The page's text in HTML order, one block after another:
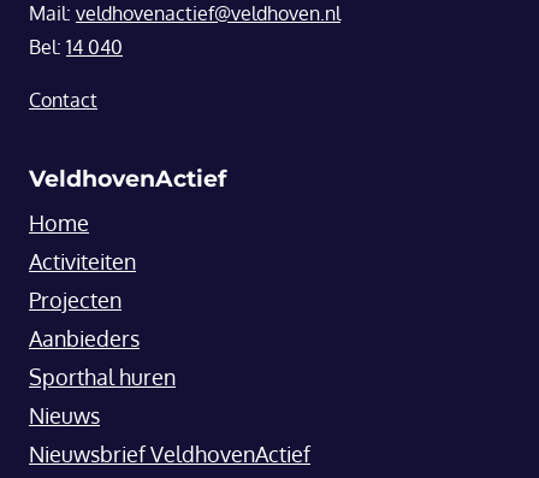
Mail: veldhovenactief@veldhoven.nl
Bel: 14 040
Contact
VeldhovenActief
Home
Activiteiten
Projecten
Aanbieders
Sporthal huren
Nieuws
Nieuwsbrief VeldhovenActief